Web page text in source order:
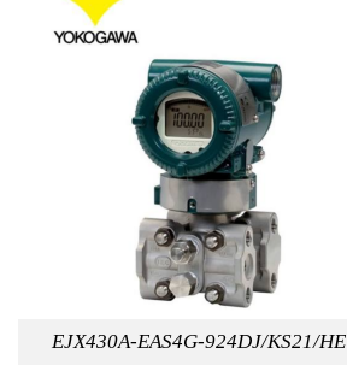
EJX430A-EAS4G-924DJ/KS21/HE